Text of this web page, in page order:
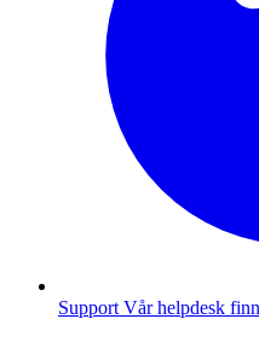
Support Vår helpdesk